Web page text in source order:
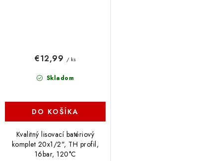
Skladom
€12,99 / ks
DO KOŠÍKA
Kvalitný lisovací batériový
komplet 20x1/2", TH profil,
16bar, 120°C